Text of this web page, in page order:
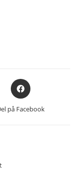
Åpnes
i
et
nytt
på Facebook